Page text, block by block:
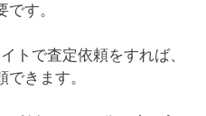
す。
トで査定依頼をすれば、
きます。